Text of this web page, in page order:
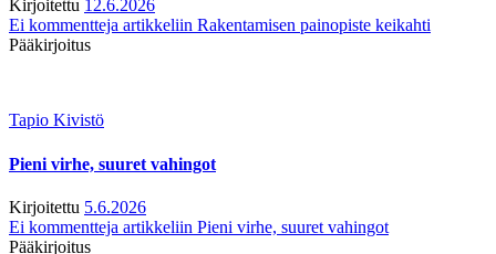
Kirjoitettu 12.6.2026
Ei kommentteja artikkeliin Rakentamisen painopiste keikahti
Pääkirjoitus
Tapio Kivistö
Pieni virhe, suuret vahingot
Kirjoitettu 5.6.2026
Ei kommentteja artikkeliin Pieni virhe, suuret vahingot
Pääkirjoitus